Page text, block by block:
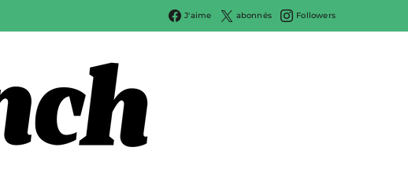
J'aime abonnés Followers